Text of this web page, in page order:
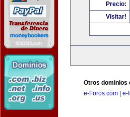
Precio:
Visitar!
Otros dominios
e-Foros.com
e-